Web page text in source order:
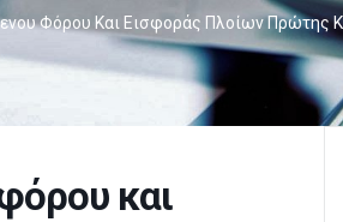
Φόρου Και Εισφοράς Πλοίων Πρώτης
και